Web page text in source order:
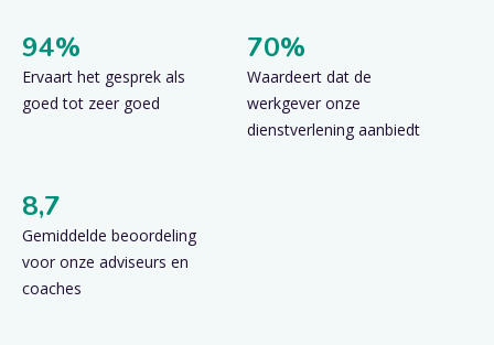
94%
Ervaart het gesprek als
goed tot zeer goed
70%
Waardeert dat de
werkgever onze
dienstverlening aanbiedt
8,7
Gemiddelde beoordeling
voor onze adviseurs en
coaches